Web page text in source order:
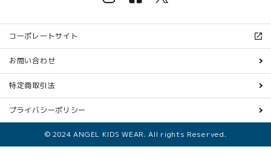
コーポレートサイト
お問い合わせ
特定商取引法
プライバシーポリシー
© 2024 ANGEL KIDS WEAR. All rights Reserved.